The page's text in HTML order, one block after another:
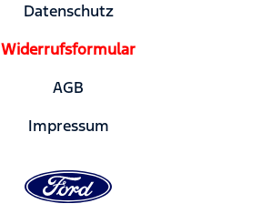
Datenschutz
Widerrufsformular
AGB
Impressum